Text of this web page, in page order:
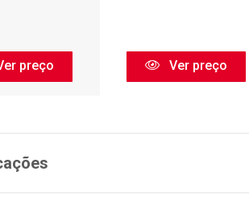
preço Ver preço